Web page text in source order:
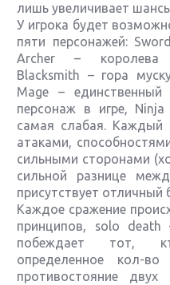
лишь увеличивает
У игрока будет
пяти персонажей:
Archer – королева
Blacksmith – гора
Mage –
персонаж в игре,
самая слабая. Каждый
атаками,
сильными сторонами
сильной разнице
присутствует отличный
Каждое сражение
принципов, solo
побеждает тот,
определенное кол-
противостояние